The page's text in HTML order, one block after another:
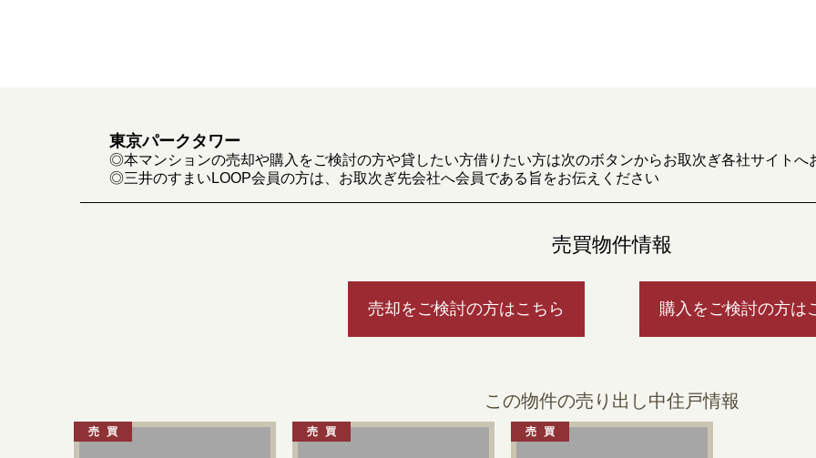
東京パークタワー
◎本マンションの売却や購入をご検討の方や貸したい方借りたい方は次のボタンからお取次ぎ各社サイトへ
◎三井のすまいLOOP会員の方は、お取次ぎ先会社へ会員である旨をお伝えください
売買物件情報
売却をご検討の方はこちら 購入をご検討の方は
この物件の売り出し中住戸情報